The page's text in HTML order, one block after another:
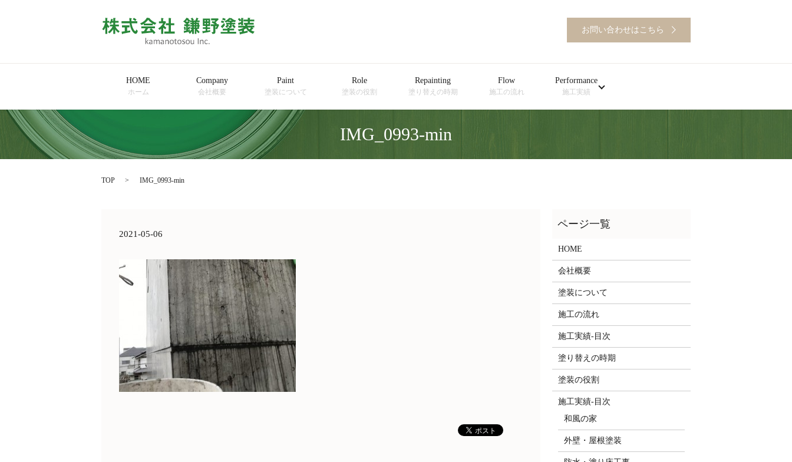
お問い合わせはこちら
HOME
ホーム
Company
会社概要
Paint
塗装について
Role
塗装の役割
Repainting
塗り替えの時期
Flow
施工の流れ
Performance
施工実績
IMG_0993-min
TOP IMG_0993-min
2021-05-06
HOME
会社概要
塗装について
施工の流れ
施工実績-目次
塗り替えの時期
塗装の役割
施工実績-目次
和風の家
外壁・屋根塗装